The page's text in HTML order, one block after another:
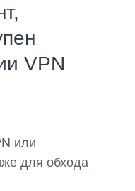
VPN
или
для обхода